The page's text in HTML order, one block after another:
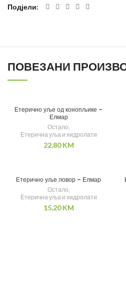
Подјели
ПОВЕЗАНИ
Етерично уље од конопљике –
Елмар
Остало,
Етерична уља и хидролати
22,80KM
Етерично уље ловор – Елмар
Остало,
Етерична уља и хидролати
15,20KM